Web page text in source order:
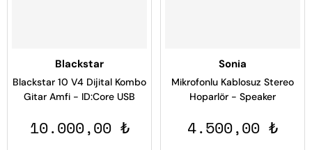
Blackstar
Blackstar 10 V4 Dijital Kombo
Gitar Amfi - ID:Core USB
10.000,00 ₺
Sonia
Mikrofonlu Kablosuz Stereo
Hoparlör - Speaker
4.500,00 ₺